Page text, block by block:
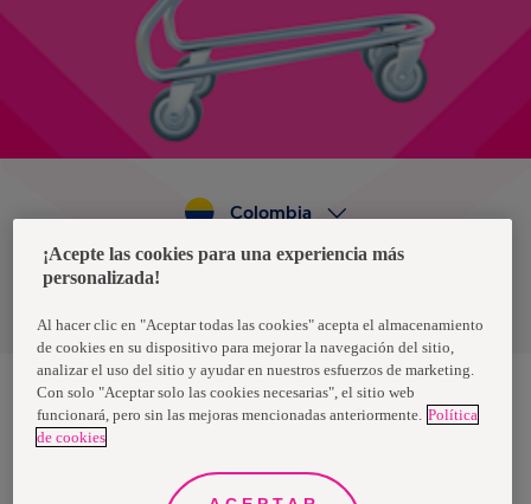
Política de privacidad de datos
Colombia
Nosotras, una marca de Essity - una compañía global líder en
higiene y salud. Cada día, mil millones de personas, en todo el
propósito es romper barreras por el bienestar en beneficio de
consumidores, pacientes, cuidadores, clientes y la sociedad en
¡Acepte las cookies para una experiencia más
personalizada!
Al hacer clic en "Aceptar todas las cookies" acepta el almacenamiento
de cookies en su dispositivo para mejorar la navegación del sitio,
analizar el uso del sitio y ayudar en nuestros esfuerzos de marketing.
Con solo "Aceptar solo las cookies necesarias", el sitio web
funcionará, pero sin las mejoras mencionadas anteriormente. Política
de cookies